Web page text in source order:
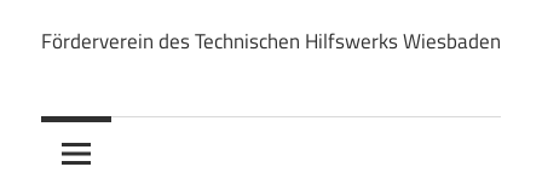
Inhalt
THOW
Wiesbaden
Förderverein des Technischen Hilfswerks Wiesbaden